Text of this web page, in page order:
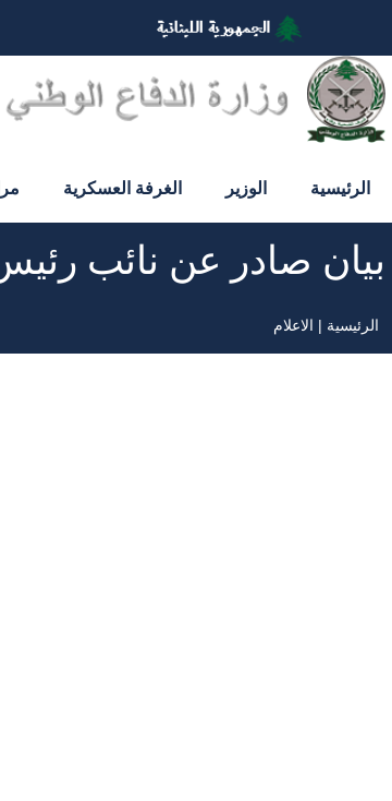
المحتوى
الرئيسي
الرئيسية الوزير الغرفة العسكرية
بيان صادر عن نائب
مسار
الرئيسية الاعلام